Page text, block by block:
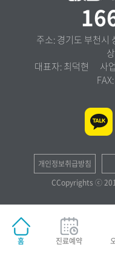
홈 진료예약
주소: 경기도 부천시
대표자: 최덕현 사
개인정보취급방침
CCopyrights ⓒ